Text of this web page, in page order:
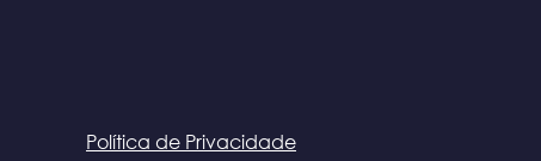
Política de Privacidade